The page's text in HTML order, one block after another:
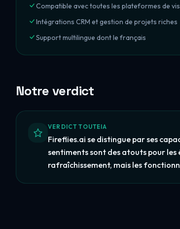
Compatible avec toutes les plateformes de
Intégrations CRM et gestion de projets riches
Support multilingue dont le français
Notre verdict
VERDICT TOUTEIA
Fireflies.ai se distingue par ses
sentiments sont des atouts pour
rafraîchissement, mais les